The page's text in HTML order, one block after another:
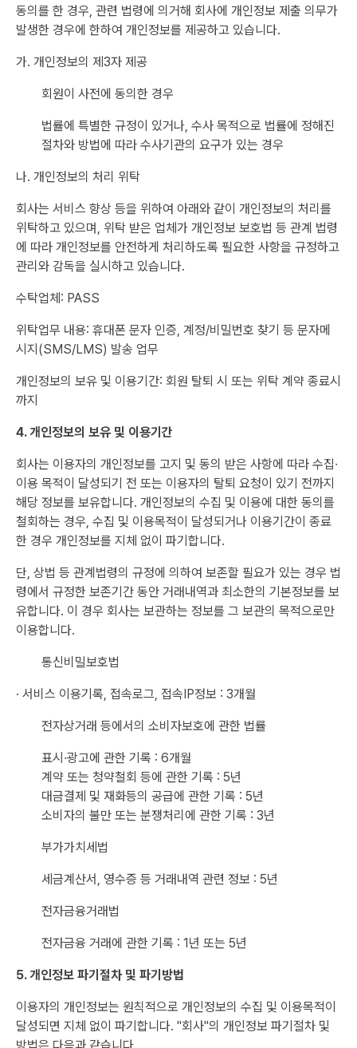
동의를 한 경우, 관련 법령에 의거해 회사에 개인정보 제출 의무가
발생한 경우에 한하여 개인정보를 제공하고 있습니다.
가. 개인정보의 제3자 제공
회원이 사전에 동의한 경우
법률에 특별한 규정이 있거나, 수사 목적으로 법률에 정해진
절차와 방법에 따라 수사기관의 요구가 있는 경우
나. 개인정보의 처리 위탁
회사는 서비스 향상 등을 위하여 아래와 같이 개인정보의 처리를
위탁하고 있으며, 위탁 받은 업체가 개인정보 보호법 등 관계 법령
에 따라 개인정보를 안전하게 처리하도록 필요한 사항을 규정하고
관리와 감독을 실시하고 있습니다.
수탁업체: PASS
위탁업무 내용: 휴대폰 문자 인증, 계정/비밀번호 찾기 등 문자메
시지(SMS/LMS) 발송 업무
개인정보의 보유 및 이용기간: 회원 탈퇴 시 또는 위탁 계약 종료시
까지
4. 개인정보의 보유 및 이용기간
회사는 이용자의 개인정보를 고지 및 동의 받은 사항에 따라 수집∙
이용 목적이 달성되기 전 또는 이용자의 탈퇴 요청이 있기 전까지
해당 정보를 보유합니다. 개인정보의 수집 및 이용에 대한 동의를
철회하는 경우, 수집 및 이용목적이 달성되거나 이용기간이 종료
한 경우 개인정보를 지체 없이 파기합니다.
단, 상법 등 관계법령의 규정에 의하여 보존할 필요가 있는 경우 법
령에서 규정한 보존기간 동안 거래내역과 최소한의 기본정보를 보
유합니다. 이 경우 회사는 보관하는 정보를 그 보관의 목적으로만
이용합니다.
통신비밀보호법
· 서비스 이용기록, 접속로그, 접속IP정보 : 3개월
전자상거래 등에서의 소비자보호에 관한 법률
표시∙광고에 관한 기록 : 6개월
계약 또는 청약철회 등에 관한 기록 : 5년
대금결제 및 재화등의 공급에 관한 기록 : 5년
소비자의 불만 또는 분쟁처리에 관한 기록 : 3년
부가가치세법
세금계산서, 영수증 등 거래내역 관련 정보 : 5년
전자금융거래법
전자금융 거래에 관한 기록 : 1년 또는 5년
5. 개인정보 파기절차 및 파기방법
이용자의 개인정보는 원칙적으로 개인정보의 수집 및 이용목적이
달성되면 지체 없이 파기합니다. "회사"의 개인정보 파기절차 및